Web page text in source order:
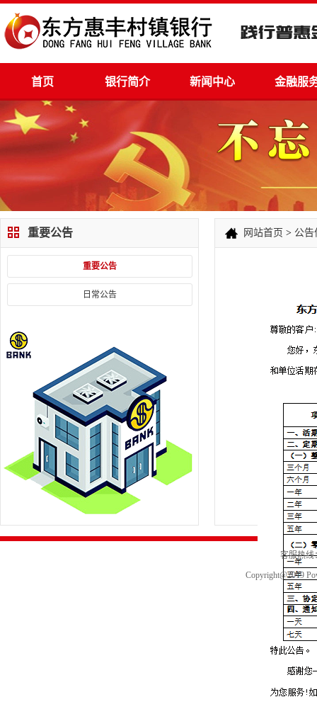
首页 银行简介 新闻中心 金融服
重要公告
重要公告
日常公告
网站首页 > 公告
客服热线
Copyright@2019